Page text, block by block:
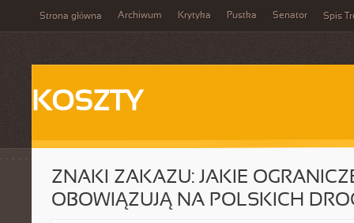
Strona główna Archiwum Krytyka Pustka Senator Spis
KOSZTY
ZNAKI ZAKAZU: JAKIE
OBOWIĄZUJĄ NA POLSKICH